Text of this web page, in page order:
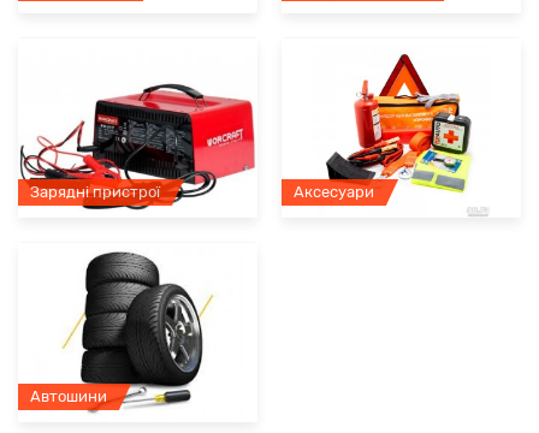
Зарядні пристрої Аксесуари
Автошини